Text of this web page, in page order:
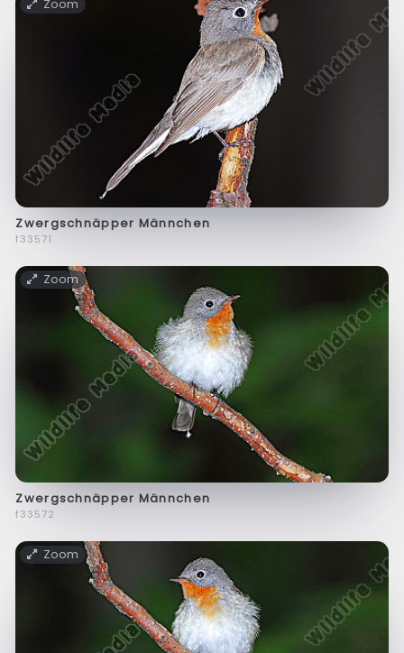
Zoom
Zwergschnäpper Männchen
f33571
Zoom
Zwergschnäpper Männchen
f33572
Zoom